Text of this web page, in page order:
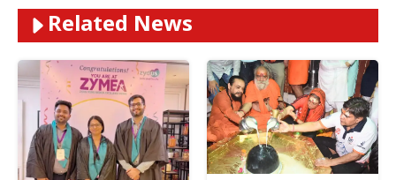
Related News